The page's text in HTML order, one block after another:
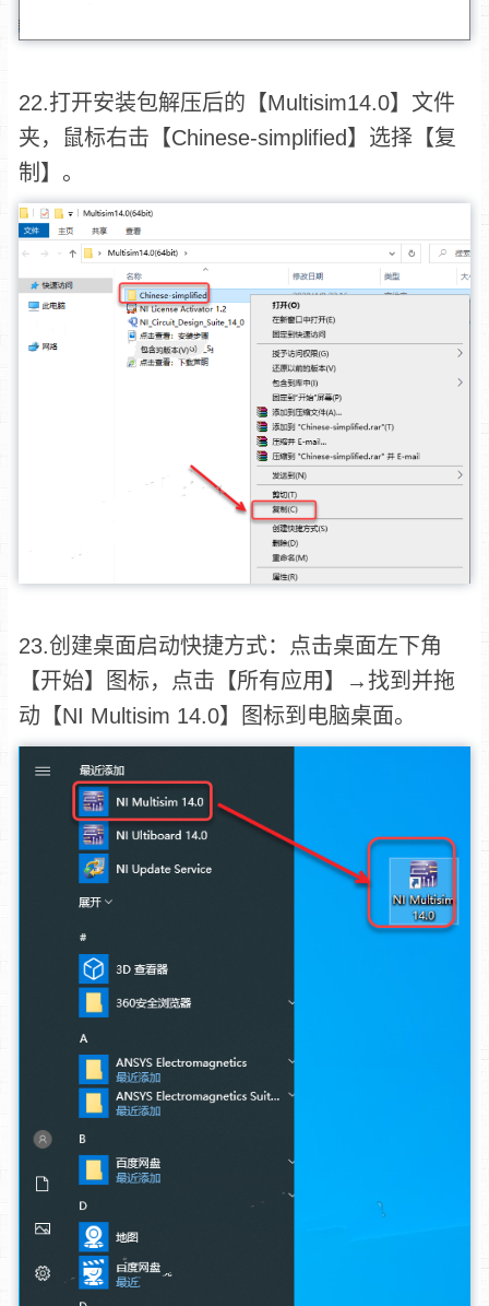
22.打开安装包解压后的【Multisim14.0】文件
夹，鼠标右击【Chinese-simplified】选择【复
制】。
23.创建桌面启动快捷方式：点击桌面左下角
【开始】图标，点击【所有应用】→找到并拖
动【NI Multisim 14.0】图标到电脑桌面。